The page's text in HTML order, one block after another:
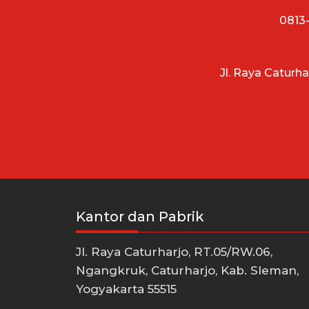
Jl. Raya
Kantor dan Pabrik
Jl. Raya Caturharjo, RT.05/RW.06,
Ngangkruk, Caturharjo, Kab. Sleman,
Yogyakarta 55515